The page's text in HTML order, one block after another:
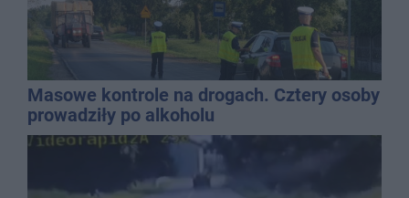
Masowe kontrole na drogach. Cztery osoby
prowadziły po alkoholu